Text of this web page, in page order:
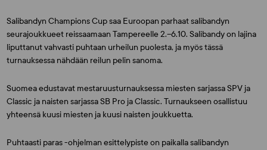
Salibandyn Champions Cup saa Euroopan parhaat salibandyn
seurajoukkueet reissaamaan Tampereelle 2.–6.10. Salibandy on lajina
liputtanut vahvasti puhtaan urheilun puolesta, ja myös tässä
turnauksessa nähdään reilun pelin sanoma.
Suomea edustavat mestaruusturnauksessa miesten sarjassa SPV ja
Classic ja naisten sarjassa SB Pro ja Classic. Turnaukseen osallistuu
yhteensä kuusi miesten ja kuusi naisten joukkuetta.
Puhtaasti paras -ohjelman esittelypiste on paikalla salibandyn